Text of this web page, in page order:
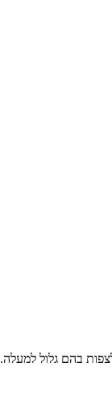
בהם גלול למעלה.